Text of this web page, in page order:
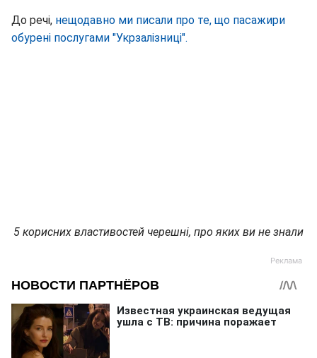
До речі, нещодавно ми писали про те, що пасажири
обурені послугами "Укрзалізниці".
5 корисних властивостей черешні, про яких ви не знали